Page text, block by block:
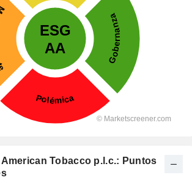
Tobacco p.l.c.: Puntos